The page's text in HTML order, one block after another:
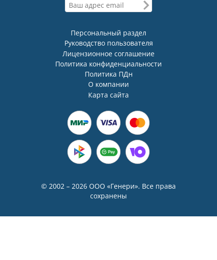
Персональный раздел
Руководство пользователя
Лицензионное соглашение
Политика конфиденциальности
Политика ПДн
О компании
Карта сайта
© 2002 – 2026 ООО «Генери». Все права
сохранены